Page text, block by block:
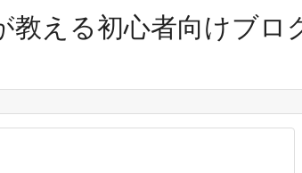
教える初心者向けブロ